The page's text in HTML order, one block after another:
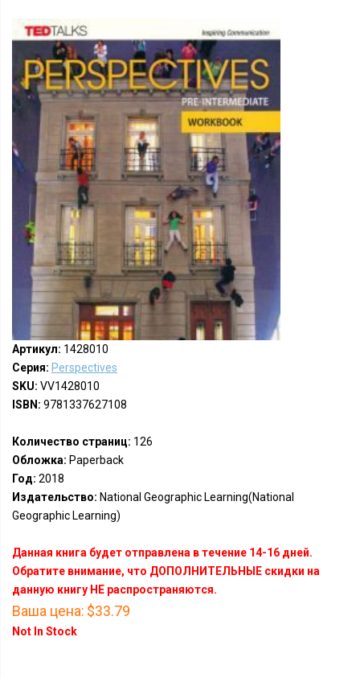
Артикул: 1428010
Серия: Perspectives
SKU: VV1428010
ISBN: 9781337627108
Количество страниц: 126
Обложка: Paperback
Год: 2018
Издательство: National Geographic Learning(National
Geographic Learning)
Данная книга будет отправлена в течение 14-16 дней.
Обратите внимание, что ДОПОЛНИТЕЛЬНЫЕ скидки на
данную книгу НЕ распространяются.
Ваша цена: $33.79
Not In Stock